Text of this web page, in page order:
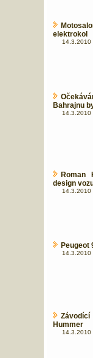
elektrokol
14.3.2010
Bahrajnu
14.3.2010
Roman
design
14.3.2010
Peugeot
14.3.2010
Hummer
14.3.2010